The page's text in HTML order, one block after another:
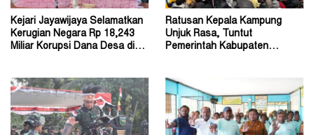
Kejari Jayawijaya Selamatkan
Kerugian Negara Rp 18,243
Miliar Korupsi Dana Desa di
Ratusan Kepala Kampung
Unjuk Rasa, Tuntut
Pemerintah Kabupaten